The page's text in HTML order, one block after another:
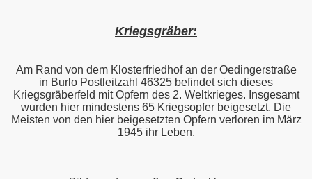
Kriegsgräber:
Am Rand von dem Klosterfriedhof an der Oedingerstraße
in Burlo Postleitzahl 46325 befindet sich dieses
Kriegsgräberfeld mit Opfern des 2. Weltkrieges. Insgesamt
wurden hier mindestens 65 Kriegsopfer beigesetzt. Die
Meisten von den hier beigesetzten Opfern verloren im März
1945 ihr Leben.